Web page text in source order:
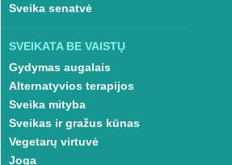
Sveika senatvė
SVEIKATA BE VAISTŲ
Gydymas augalais
Alternatyvios terapijos
Sveika mityba
Sveikas ir gražus kūnas
Vegetarų virtuvė
Joga